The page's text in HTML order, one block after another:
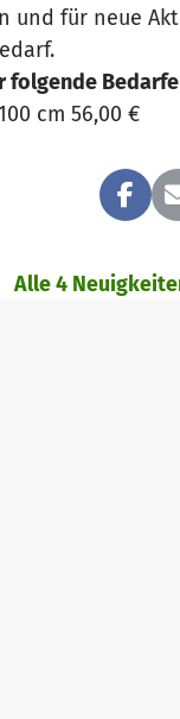
und für neue
folgende
cm 56,00 €
Alle 4